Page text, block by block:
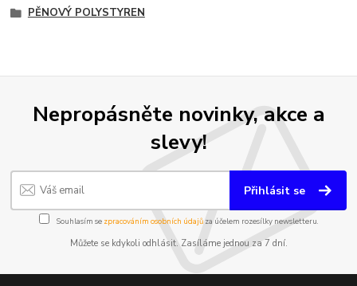
PĚNOVÝ POLYSTYREN
Nepropásněte novinky, akce a
slevy!
Přihlásit se
Souhlasím se zpracováním osobních údajůza účelem rozesílky newsletteru.
Můžete se kdykoli odhlásit. Zasíláme jednou za 7 dní.